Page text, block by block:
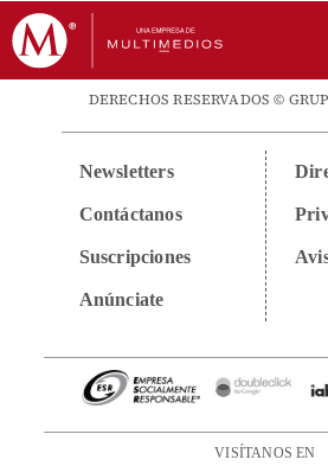
DERECHOS RESERVADOS ©
Newsletters
Contáctanos
Suscripciones
Anúnciate
VISÍTANOS EN